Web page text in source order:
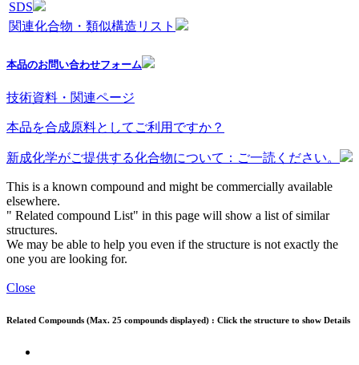
SDS
関連化合物・類似構造リスト
本品のお問い合わせフォーム
技術資料・関連ページ
本品を合成原料としてご利用ですか？
新成化学がご提供する化合物について：ご一読ください。
This is a known compound and might be commercially available
elsewhere.
" Related compound List" in this page will show a list of similar
structures.
We may be able to help you even if the structure is not exactly the
one you are looking for.
Close
Related Compounds (Max. 25 compounds displayed) : Click the structure to show Details